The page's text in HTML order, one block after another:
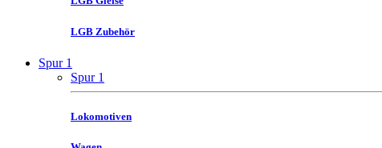
LGB Zubehör
Spur 1
Spur 1
Lokomotiven